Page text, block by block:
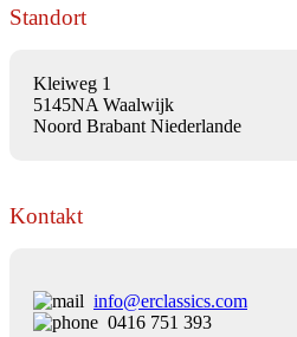
Standort
Kleiweg 1
5145NA Waalwijk
Noord Brabant Niederlande
Kontakt
info@erclassics.com
0416 751 393